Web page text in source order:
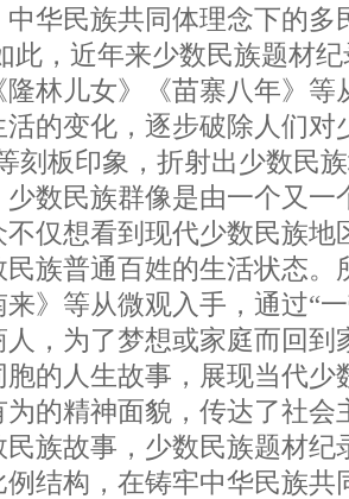
中华民族共同体理念下的多
，近年来少数民族题材纪
林儿女》《苗寨八年》等
的变化，逐步破除人们对
刻板印象，折射出少数民
数民族群像是由一个又一
仅想看到现代少数民族地
族普通百姓的生活状态。
》等从微观入手，通过“
，为了梦想或家庭而回到
的人生故事，展现当代少
的精神面貌，传达了社会
民族故事，少数民族题材纪
结构，在铸牢中华民族共